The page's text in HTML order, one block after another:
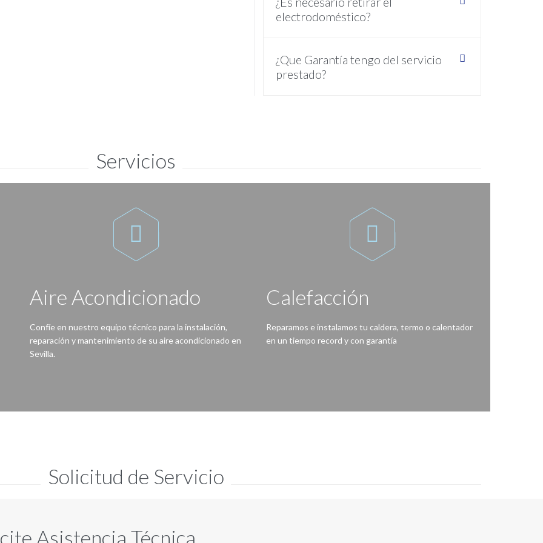
electrodoméstico?
¿Que Garantía tengo del servicio
prestado?
Servicios

Aire Acondicionado
Confíe en nuestro equipo técnico para la instalación,
reparación y mantenimiento de su aire acondicionado en
Sevilla.

Calefacción
Reparamos e instalamos tu caldera, termo o calentador
en un tiempo record y con garantía
Solicitud de Servicio
Asistencia Técnica